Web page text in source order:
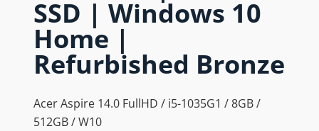
SSD | Windows 10
Home |
Refurbished Bronze
Acer Aspire 14.0 FullHD / i5-1035G1 / 8GB /
512GB / W10